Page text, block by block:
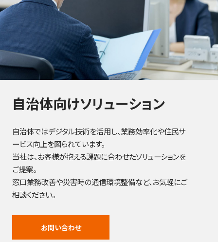
自治体向けソリューション
自治体ではデジタル技術を活用し、業務効率化や住民サ
ービス向上を図られています。
当社は、お客様が抱える課題に合わせたソリューションを
ご提案。
窓口業務改善や災害時の通信環境整備など、お気軽にご
相談ください。
お問い合わせ